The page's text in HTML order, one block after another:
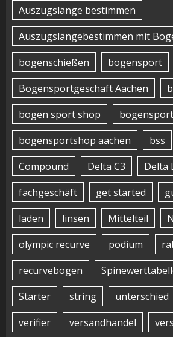
Auszugslänge bestimmen
Auszugslängebestimmen mit
bogenschießen
bogensport
Bogensportgeschäft Aachen
bogen sport shop
bogensportshop aachen
bss
Compound
Delta C3
Delta
fachgeschäft
get started
laden
linsen Mittelteil
olympic recurve
podium
recurvebogen
Starter
string unterschied
verifier
versandhandel